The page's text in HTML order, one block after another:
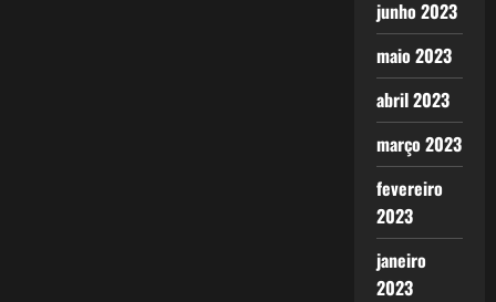
junho 2023
maio 2023
abril 2023
março 2023
fevereiro
2023
janeiro
2023